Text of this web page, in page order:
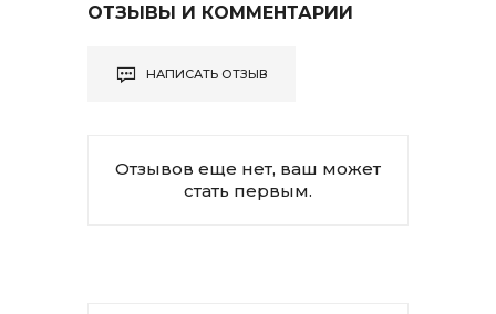
ОТЗЫВЫ И КОММЕНТАРИИ
НАПИСАТЬ ОТЗЫВ
Отзывов еще нет, ваш может
стать первым.